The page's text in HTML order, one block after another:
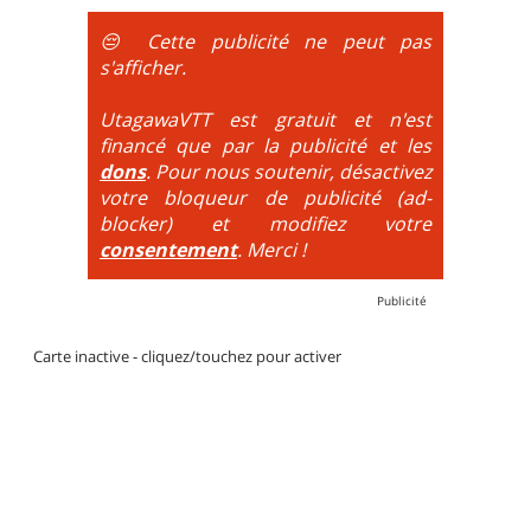
obligatoire.
DH / Gravity : Seule la descente se passe sur le vélo.
La montée est faite via navette ou remontée
mécanique. La difficulté de la descente est indiquée
par des couleurs lorsqu'il s'agit de bikeparks. Vélo
tout suspendu et protections du corps obligatoires.
😔 Cette publicité ne peut pas
s'afficher.
UtagawaVTT est gratuit et n'est
financé que par la publicité et les
dons. Pour nous soutenir, désactivez
votre bloqueur de publicité (ad-
blocker) et modifiez votre
consentement. Merci !